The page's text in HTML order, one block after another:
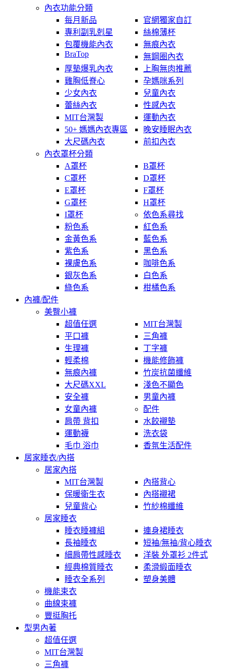
內衣功能分類
每月新品
官網獨家自訂
專利副乳剋星
絲棉薄杯
包覆機能內衣
無痕內衣
BraTop
無鋼圈內衣
厚墊爆乳內衣
上胸無肉推薦
雞胸低脊心
孕媽咪系列
少女內衣
兒童內衣
蕾絲內衣
性感內衣
MIT台灣製
運動內衣
50+ 媽媽內衣專區
晚安睡眠內衣
大尺碼內衣
前扣內衣
內衣罩杯分類
A罩杯
B罩杯
C罩杯
D罩杯
E罩杯
F罩杯
G罩杯
H罩杯
I罩杯
依色系尋找
粉色系
紅色系
金黃色系
藍色系
紫色系
黑色系
裸膚色系
咖啡色系
銀灰色系
白色系
綠色系
柑橘色系
內褲/配件
美臀小褲
超值任選
MIT台灣製
平口褲
三角褲
生理褲
丁字褲
輕柔棉
機能修飾褲
無痕內褲
竹炭抗菌纖維
大尺碼XXL
淺色不顯色
安全褲
男童內褲
女童內褲
配件
肩帶 背扣
水餃襯墊
運動襪
洗衣袋
毛巾 浴巾
香氛生活配件
居家睡衣/內搭
居家內搭
MIT台灣製
內搭背心
保暖衛生衣
內搭襯裙
兒童背心
竹紗棉纖維
居家睡衣
睡衣睡褲組
連身裙睡衣
長袖睡衣
短袖/無袖/背心睡衣
細肩帶性感睡衣
洋裝 外罩衫 2件式
經典棉質睡衣
柔滑緞面睡衣
睡衣全系列
塑身美體
機能束衣
曲線束褲
豐挺胸托
型男內著
超值任選
MIT台灣製
三角褲